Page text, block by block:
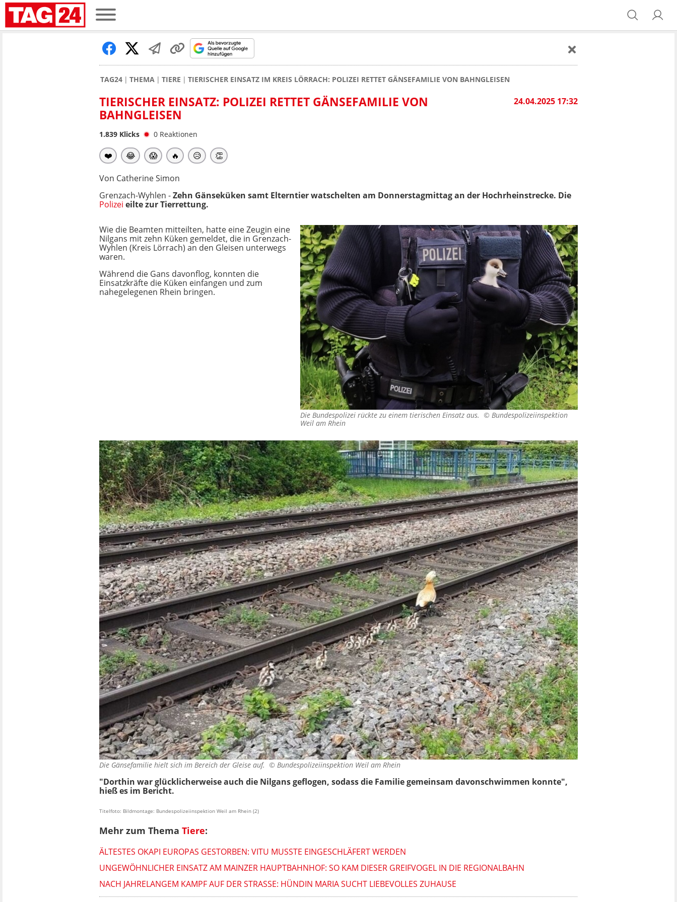
TAG24 THEMA TIERE TIERISCHER EINSATZ IM KREIS LÖRRACH: POLIZEI RETTET GÄNSEFAMILIE VON BAHNGLEISEN
24.04.2025 17:32
TIERISCHER EINSATZ: POLIZEI RETTET GÄNSEFAMILIE VON
BAHNGLEISEN
1.839 Klicks 0 Reaktionen
❤️ 😂 😱 🔥 😥 👏
Von Catherine Simon
Grenzach-Wyhlen -Zehn Gänseküken samt Elterntier watschelten am Donnerstagmittag an der Hochrheinstrecke. Die
Polizei eilte zur Tierrettung.
Die Bundespolizei rückte zu einem tierischen Einsatz aus. © Bundespolizeiinspektion
Weil am Rhein
Wie die Beamten mitteilten, hatte eine Zeugin eine
Nilgans mit zehn Küken gemeldet, die in Grenzach-
Wyhlen (Kreis Lörrach) an den Gleisen unterwegs
waren.
Während die Gans davonflog, konnten die
Einsatzkräfte die Küken einfangen und zum
nahegelegenen Rhein bringen.
Die Gänsefamilie hielt sich im Bereich der Gleise auf. © Bundespolizeiinspektion Weil am Rhein
"Dorthin war glücklicherweise auch die Nilgans geflogen, sodass die Familie gemeinsam davonschwimmen konnte",
hieß es im Bericht.
Titelfoto: Bildmontage: Bundespolizeiinspektion Weil am Rhein (2)
Mehr zum Thema Tiere:
ÄLTESTES OKAPI EUROPAS GESTORBEN: VITU MUSSTE EINGESCHLÄFERT WERDEN
UNGEWÖHNLICHER EINSATZ AM MAINZER HAUPTBAHNHOF: SO KAM DIESER GREIFVOGEL IN DIE REGIONALBAHN
NACH JAHRELANGEM KAMPF AUF DER STRASSE: HÜNDIN MARIA SUCHT LIEBEVOLLES ZUHAUSE